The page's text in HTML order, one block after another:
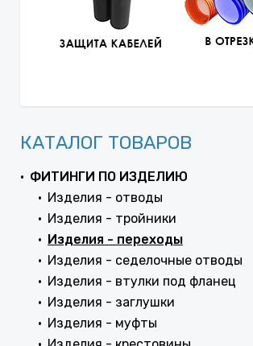
КАТАЛОГ ТОВАРОВ
ФИТИНГИ ПО ИЗДЕЛИЮ
Изделия - отводы
Изделия - тройники
Изделия - переходы
Изделия - седелочные отводы
Изделия - втулки под фланец
Изделия - заглушки
Изделия - муфты